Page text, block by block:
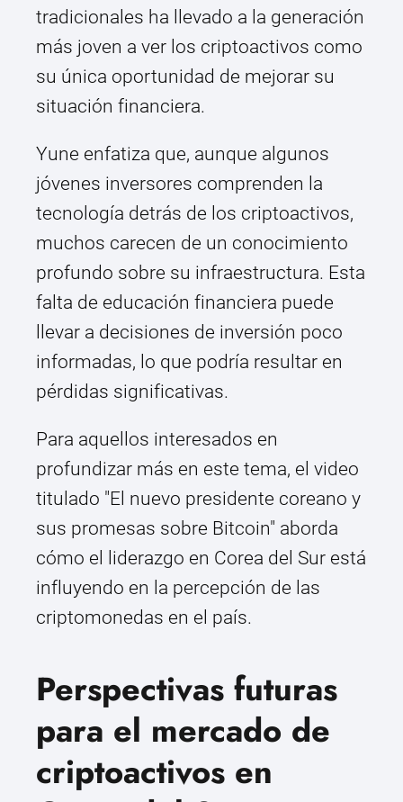
tradicionales ha llevado a la generación
más joven a ver los criptoactivos como
su única oportunidad de mejorar su
situación financiera.
Yune enfatiza que, aunque algunos
jóvenes inversores comprenden la
tecnología detrás de los criptoactivos,
muchos carecen de un conocimiento
profundo sobre su infraestructura. Esta
falta de educación financiera puede
llevar a decisiones de inversión poco
informadas, lo que podría resultar en
pérdidas significativas.
Para aquellos interesados en
profundizar más en este tema, el video
titulado "El nuevo presidente coreano y
sus promesas sobre Bitcoin" aborda
cómo el liderazgo en Corea del Sur está
influyendo en la percepción de las
criptomonedas en el país.
Perspectivas futuras
para el mercado de
criptoactivos en